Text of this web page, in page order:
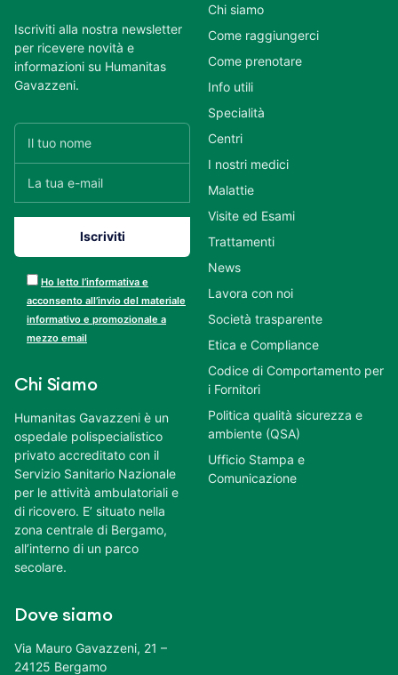
Iscriviti alla nostra newsletter
per ricevere novità e
informazioni su Humanitas
Gavazzeni.
Ho letto l’informativa e
acconsento all’invio del materiale
informativo e promozionale a
mezzo email
Chi Siamo
Humanitas Gavazzeni è un
ospedale polispecialistico
privato accreditato con il
Servizio Sanitario Nazionale
per le attività ambulatoriali e
di ricovero. E’ situato nella
zona centrale di Bergamo,
all’interno di un parco
secolare.
Dove siamo
Via Mauro Gavazzeni, 21 –
24125 Bergamo
Chi siamo
Come raggiungerci
Come prenotare
Info utili
Specialità
Centri
I nostri medici
Malattie
Visite ed Esami
Trattamenti
News
Lavora con noi
Società trasparente
Etica e Compliance
Codice di Comportamento per
i Fornitori
Politica qualità sicurezza e
ambiente (QSA)
Ufficio Stampa e
Comunicazione